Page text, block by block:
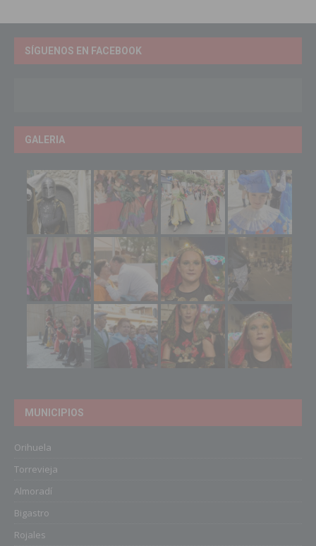
SÍGUENOS EN FACEBOOK
GALERIA
MUNICIPIOS
Orihuela
Torrevieja
Almoradí
Bigastro
Rojales